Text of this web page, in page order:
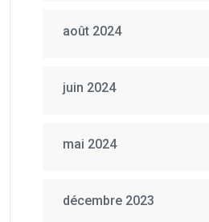
août 2024
juin 2024
mai 2024
décembre 2023